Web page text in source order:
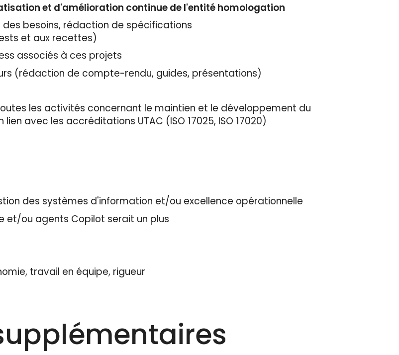
et d'amélioration continue de l'entité homologation
besoins, rédaction de spécifications
et aux recettes)
associés à ces projets
(rédaction de compte-rendu, guides, présentations)
les activités concernant le maintien et le développement du
avec les accréditations UTAC (ISO 17025, ISO 17020)
des systèmes d'information et/ou excellence opérationnelle
et/ou agents Copilot serait un plus
travail en équipe, rigueur